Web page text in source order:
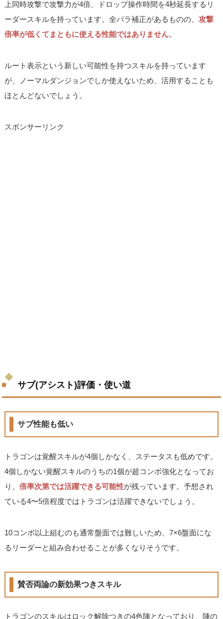
上同時攻撃で攻撃力が4倍、ドロップ操作時間を4秒延長するリ
ーダースキルを持っています。全パラ補正があるものの、攻撃
倍率が低くてまともに使える性能ではありません。
ルート表示という新しい可能性を持つスキルを持っています
が、ノーマルダンジョンでしか使えないため、活用することも
ほとんどないでしょう。
スポンサーリンク
サブ(アシスト)評価・使い道
サブ性能も低い
トラゴンは覚醒スキルが4個しかなく、ステータスも低めです。
4個しかない覚醒スキルのうちの1個が超コンボ強化となってお
り、倍率次第では活躍できる可能性が残っています。予想され
ている4〜5倍程度ではトラゴンは活躍できないでしょう。
10コンボ以上組むのも通常盤面では難しいため、7×6盤面にな
るリーダーと組み合わせることが多くなりそうです。
賛否両論の新効果つきスキル
トラゴンのスキルはロック解除つきの4色陣となっており、陣の